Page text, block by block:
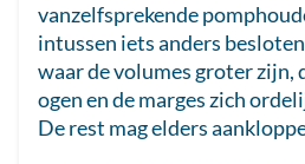
vanzelfsprekende
intussen iets anders
waar de volumes groter zijn,
ogen en de marges zich
De rest mag elders